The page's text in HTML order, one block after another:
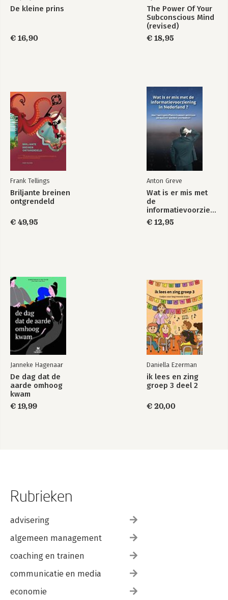
De kleine prins
€ 16,90
The Power Of Your
Subconscious Mind
(revised)
€ 18,95
Frank Tellings
Briljante breinen
ontgrendeld
€ 49,95
Anton Greve
Wat is er mis met
de
informatievoorziening
in Nederland ?
€ 12,95
Janneke Hagenaar
De dag dat de
aarde omhoog
kwam
€ 19,99
Daniella Ezerman
ik lees en zing
groep 3 deel 2
€ 20,00
Rubrieken
advisering
algemeen management
coaching en trainen
communicatie en media
economie